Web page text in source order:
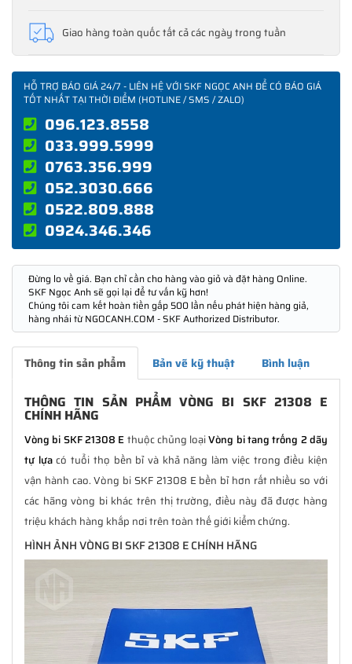
Giao hàng toàn quốc tất cả các ngày trong tuần
HỖ TRỢ BÁO GIÁ 24/7 - LIÊN HỆ VỚI SKF NGỌC ANH ĐỂ CÓ BÁO GIÁ
TỐT NHẤT TẠI THỜI ĐIỂM (HOTLINE / SMS / ZALO)
096.123.8558
033.999.5999
0763.356.999
052.3030.666
0522.809.888
0924.346.346
Đừng lo về giá. Bạn chỉ cần cho hàng vào giỏ và đặt hàng Online.
SKF Ngọc Anh sẽ gọi lại để tư vấn kỹ hơn!
Chúng tôi cam kết hoàn tiền gấp 500 lần nếu phát hiện hàng giả,
hàng nhái từ NGOCANH.COM - SKF Authorized Distributor.
Thông tin sản phẩm Bản vẽ kỹ thuật Bình luận
THÔNG TIN SẢN PHẨM VÒNG BI SKF 21308 E
CHÍNH HÃNG
Vòng bi SKF 21308 Ethuộc chủng loạiVòng bi tang trống 2 dãy
tự lựacó tuổi thọ bền bỉ và khả năng làm việc trong điều kiện
vận hành cao. Vòng bi SKF 21308 E bền bỉ hơn rất nhiều so với
các hãng vòng bi khác trên thị trường, điều này đã được hàng
triệu khách hàng khắp nơi trên toàn thế giới kiểm chứng.
HÌNH ẢNH VÒNG BI SKF 21308 E CHÍNH HÃNG